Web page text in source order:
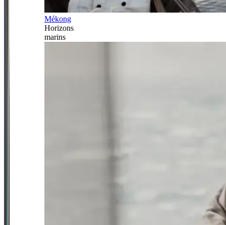
Mékong
Horizons
marins